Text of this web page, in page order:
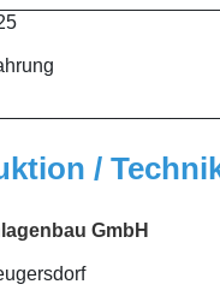
/
GmbH